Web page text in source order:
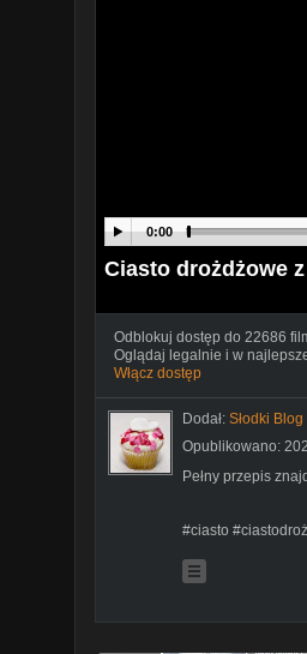
0:00
Ciasto drożdżowe
Odblokuj dostęp do 22686
Oglądaj legalnie i w
Włącz dostęp
Dodał: Słodki Blog
Opublikowano:
Pełny przepis
#ciasto